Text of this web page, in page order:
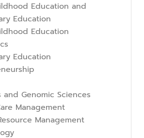
Education and
Education
Education
Education
and Genomic Sciences
Management
Management